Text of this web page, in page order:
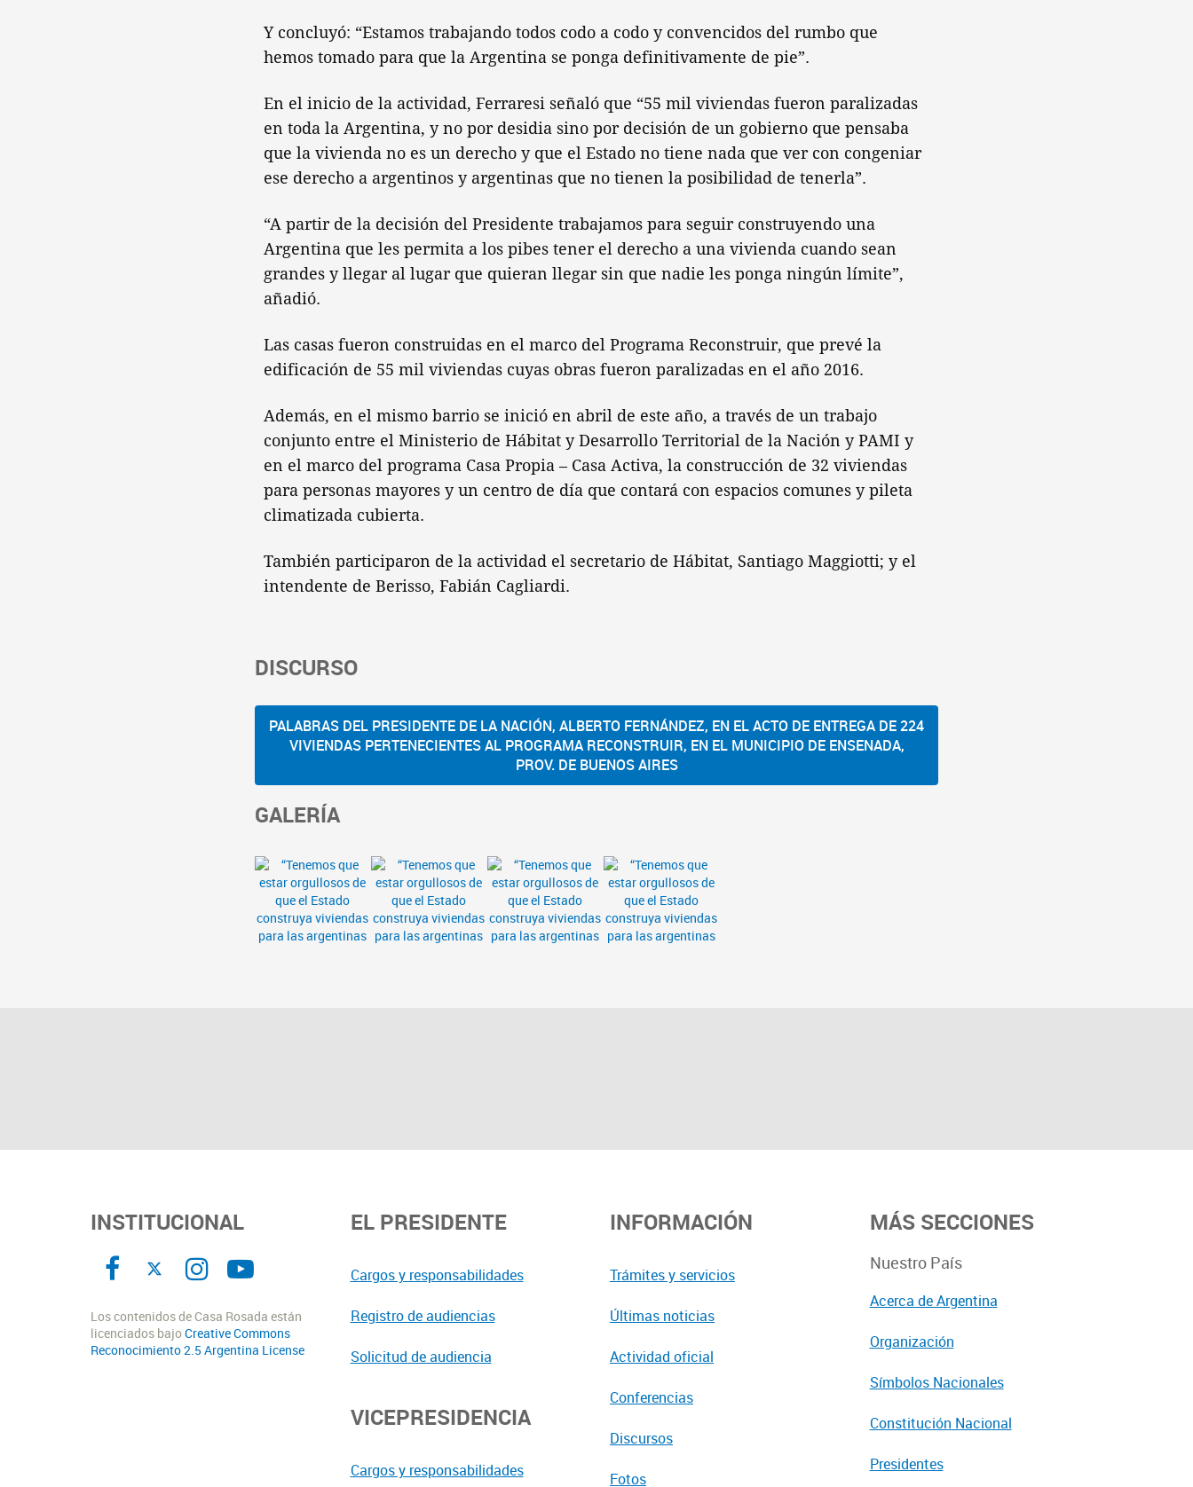
Y concluyó: “Estamos trabajando todos codo a codo y convencidos del rumbo que
hemos tomado para que la Argentina se ponga definitivamente de pie”.
En el inicio de la actividad, Ferraresi señaló que “55 mil viviendas fueron paralizadas
en toda la Argentina, y no por desidia sino por decisión de un gobierno que pensaba
que la vivienda no es un derecho y que el Estado no tiene nada que ver con congeniar
ese derecho a argentinos y argentinas que no tienen la posibilidad de tenerla”.
“A partir de la decisión del Presidente trabajamos para seguir construyendo una
Argentina que les permita a los pibes tener el derecho a una vivienda cuando sean
grandes y llegar al lugar que quieran llegar sin que nadie les ponga ningún límite”,
añadió.
Las casas fueron construidas en el marco del Programa Reconstruir, que prevé la
edificación de 55 mil viviendas cuyas obras fueron paralizadas en el año 2016.
Además, en el mismo barrio se inició en abril de este año, a través de un trabajo
conjunto entre el Ministerio de Hábitat y Desarrollo Territorial de la Nación y PAMI y
en el marco del programa Casa Propia – Casa Activa, la construcción de 32 viviendas
para personas mayores y un centro de día que contará con espacios comunes y pileta
climatizada cubierta.
También participaron de la actividad el secretario de Hábitat, Santiago Maggiotti; y el
intendente de Berisso, Fabián Cagliardi.
DISCURSO
PALABRAS DEL PRESIDENTE DE LA NACIÓN, ALBERTO FERNÁNDEZ, EN EL ACTO DE ENTREGA DE 224
VIVIENDAS PERTENECIENTES AL PROGRAMA RECONSTRUIR, EN EL MUNICIPIO DE ENSENADA,
PROV. DE BUENOS AIRES
GALERÍA
INSTITUCIONAL
Los contenidos de Casa Rosada están
licenciados bajoCreative Commons
Reconocimiento 2.5 Argentina License
EL PRESIDENTE
Cargos y responsabilidades
Registro de audiencias
Solicitud de audiencia
VICEPRESIDENCIA
Cargos y responsabilidades
INFORMACIÓN
Trámites y servicios
Últimas noticias
Actividad oficial
Conferencias
Discursos
Fotos
MÁS SECCIONES
Nuestro País
Acerca de Argentina
Organización
Símbolos Nacionales
Constitución Nacional
Presidentes